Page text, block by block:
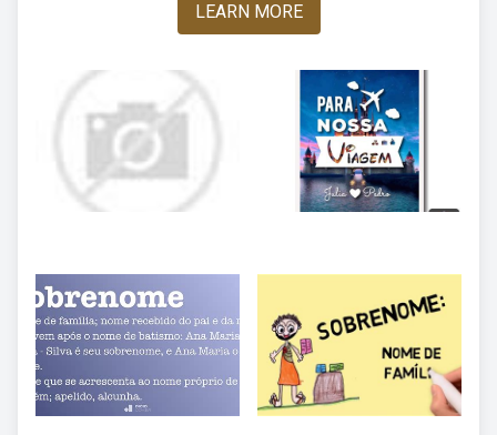
LEARN MORE